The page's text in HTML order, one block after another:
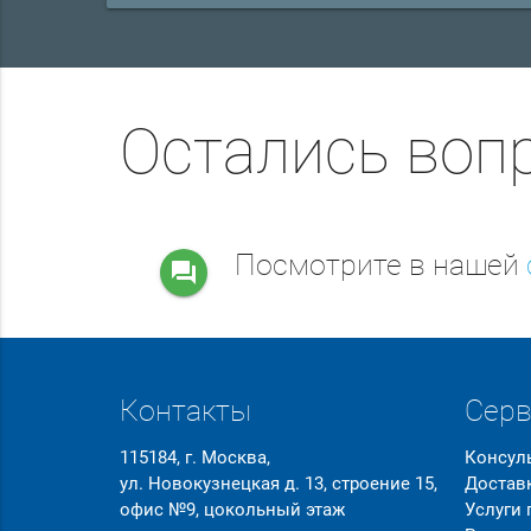
Остались
question_answer Посмотрите в нашей
Контакты
115184, г. Москва,
ул. Новокузнецкая д. 13, строение 15,
офис №9, цокольный этаж
Услуги